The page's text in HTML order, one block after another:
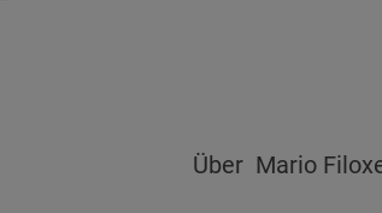
Über Mario